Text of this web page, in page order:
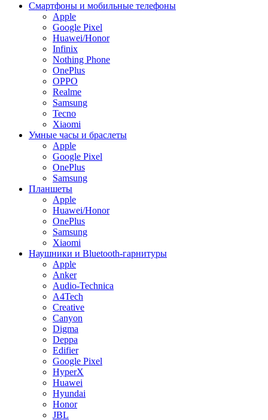
Смартфоны и мобильные телефоны
Apple
Google Pixel
Huawei/Honor
Infinix
Nothing Phone
OnePlus
OPPO
Realme
Samsung
Tecno
Xiaomi
Умные часы и браслеты
Apple
Google Pixel
OnePlus
Samsung
Планшеты
Apple
Huawei/Honor
OnePlus
Samsung
Xiaomi
Наушники и Bluetooth-гарнитуры
Apple
Anker
Audio-Technica
A4Tech
Creative
Canyon
Digma
Deppa
Edifier
Google Pixel
HyperX
Huawei
Hyundai
Honor
JBL